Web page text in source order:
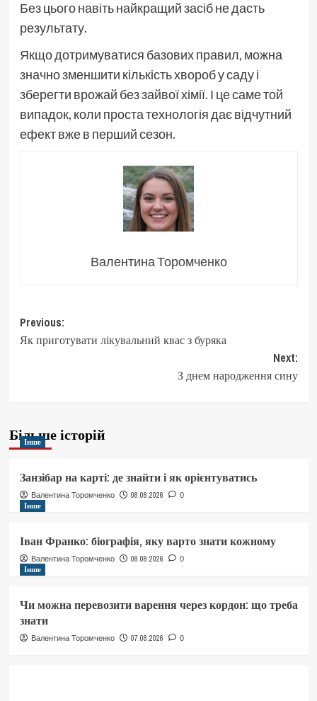
Без цього навіть найкращий засіб не дасть
результату.
Якщо дотримуватися базових правил, можна
значно зменшити кількість хвороб у саду і
зберегти врожай без зайвої хімії. І це саме той
випадок, коли проста технологія дає відчутний
ефект вже в перший сезон.
Валентина Торомченко
Post
navigation
Previous:
Як приготувати лікувальний квас з буряка
Next:
З днем народження сину
Більше історій
Інше
Занзібар на карті: де знайти і як орієнтуватись
Валентина Торомченко 08.08.2026 0
Інше
Іван Франко: біографія, яку варто знати кожному
Валентина Торомченко 08.08.2026 0
Інше
Чи можна перевозити варення через кордон: що треба
знати
Валентина Торомченко 07.08.2026 0